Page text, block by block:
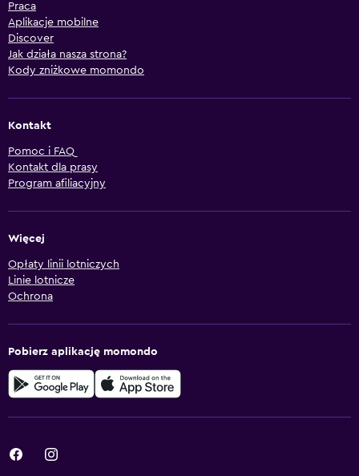
Praca
Aplikacje mobilne
Discover
Jak działa nasza strona?
Kody zniżkowe momondo
Kontakt
Pomoc i FAQ
Kontakt dla prasy
Program afiliacyjny
Więcej
Opłaty linii lotniczych
Linie lotnicze
Ochrona
Pobierz aplikację momondo